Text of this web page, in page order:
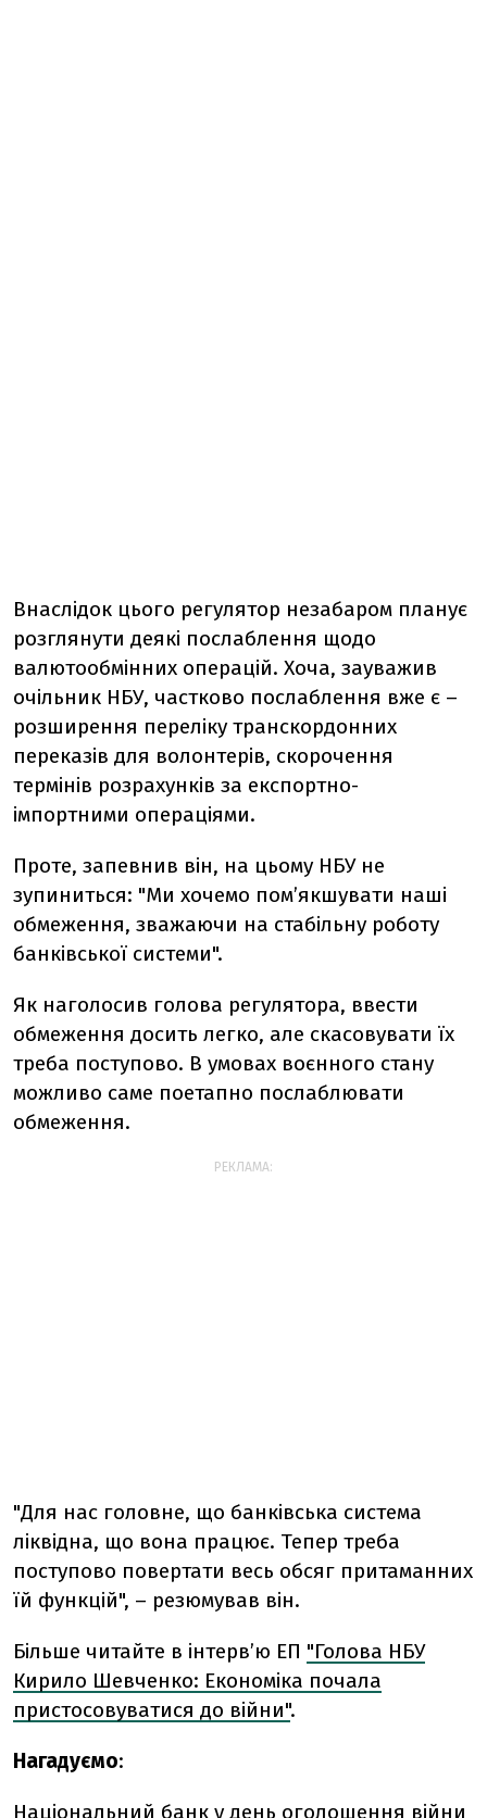
Внаслідок цього регулятор незабаром планує
розглянути деякі послаблення щодо
валютообмінних операцій. Хоча, зауважив
очільник НБУ, частково послаблення вже є –
розширення переліку транскордонних
переказів для волонтерів, скорочення
термінів розрахунків за експортно-
імпортними операціями.
Проте, запевнив він, на цьому НБУ не
зупиниться: "Ми хочемо пом’якшувати наші
обмеження, зважаючи на стабільну роботу
банківської системи".
Як наголосив голова регулятора, ввести
обмеження досить легко, але скасовувати їх
треба поступово. В умовах воєнного стану
можливо саме поетапно послаблювати
обмеження.
РЕКЛАМА:
"Для нас головне, що банківська система
ліквідна, що вона працює. Тепер треба
поступово повертати весь обсяг притаманних
їй функцій", – резюмував він.
Більше читайте в інтерв’ю ЕП "Голова НБУ
Кирило Шевченко: Економіка почала
пристосовуватися до війни".
Нагадуємо:
Національний банк у день оголошення війни